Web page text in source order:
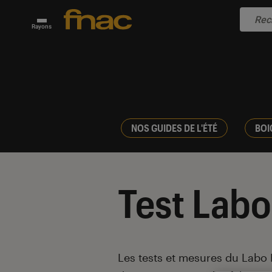
Rayons
NOS GUIDES DE L'ÉTÉ
Test Labo
Introduction
Les tests et mesures du